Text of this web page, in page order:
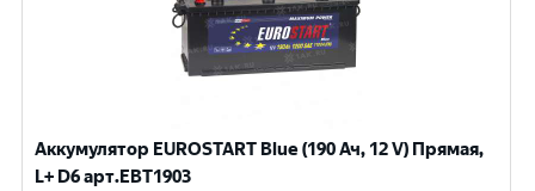
Аккумулятор EUROSTART Blue (190 Ач, 12 V) Прямая,
L+ D6 арт.EBT1903